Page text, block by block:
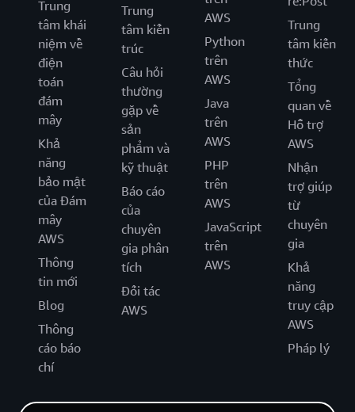
Trung
tâm khái
niệm về
điện
toán
đám
mây
Khả
năng
bảo mật
của Đám
mây
AWS
Thông
tin mới
Blog
Thông
cáo báo
chí
Trung
tâm kiến
trúc
Câu hỏi
thường
gặp về
sản
phẩm và
kỹ thuật
Báo cáo
của
chuyên
gia phân
tích
Đối tác
AWS
AWS
Python
trên
AWS
Java
trên
AWS
PHP
trên
AWS
JavaScript
trên
AWS
Trung
tâm kiến
thức
Tổng
quan về
Hỗ trợ
AWS
Nhận
trợ giúp
từ
chuyên
gia
Khả
năng
truy cập
AWS
Pháp lý